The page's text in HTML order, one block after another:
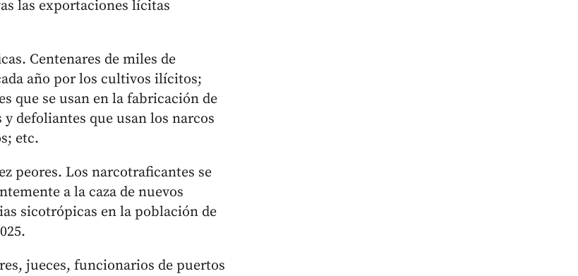
las exportaciones lícitas
Centenares de miles de
año por los cultivos ilícitos;
que se usan en la fabricación de
defoliantes que usan los narcos
etc.
peores. Los narcotraficantes se
a la caza de nuevos
sicotrópicas en la población de
jueces, funcionarios de puertos